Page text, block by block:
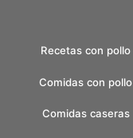
Recetas con pollo
Comidas con pollo
Comidas caseras